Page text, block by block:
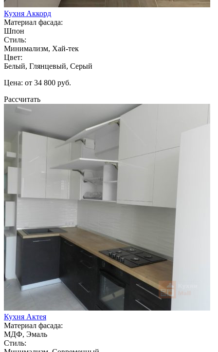
Кухня Аккорд
Материал фасада:
Шпон
Стиль:
Минимализм, Хай-тек
Цвет:
Белый, Глянцевый, Серый
Цена: от 34 800 руб.
Рассчитать
Кухня Актея
Материал фасада:
МДФ, Эмаль
Стиль: